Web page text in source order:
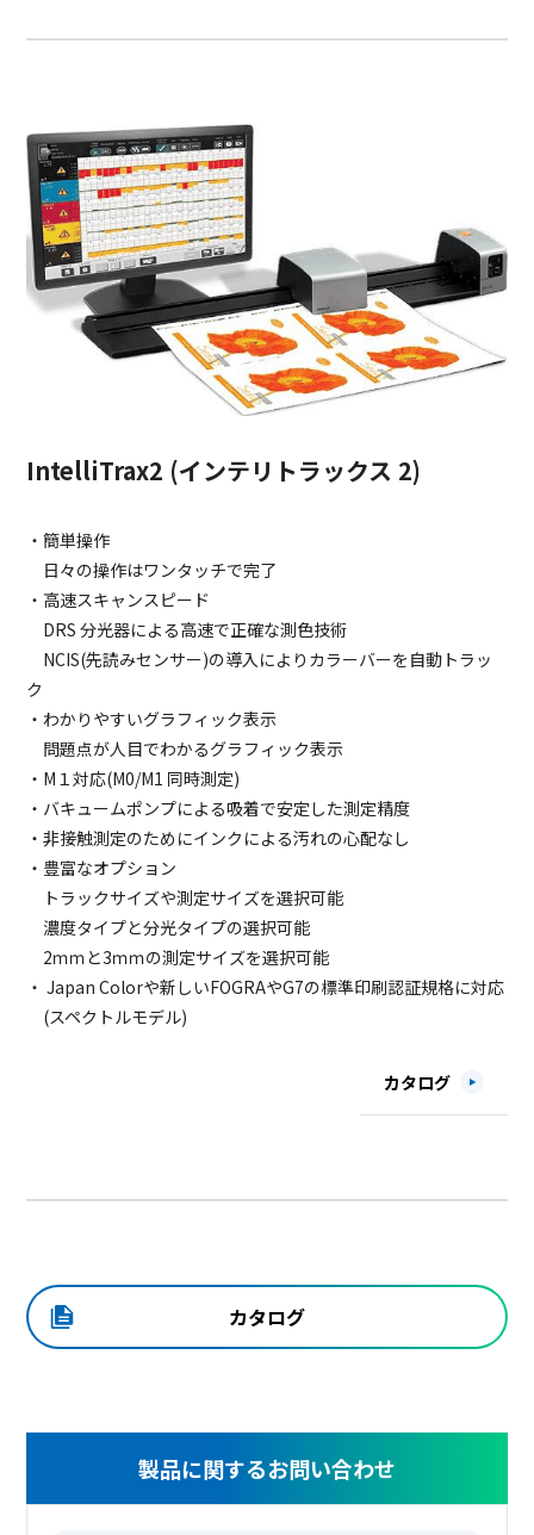
IntelliTrax2 (インテリトラックス 2)
・簡単操作
日々の操作はワンタッチで完了
・高速スキャンスピード
DRS 分光器による高速で正確な測色技術
NCIS(先読みセンサー)の導入によりカラーバーを自動トラッ
ク
・わかりやすいグラフィック表示
問題点が人目でわかるグラフィック表示
・M１対応(M0/M1 同時測定)
・バキュームポンプによる吸着で安定した測定精度
・非接触測定のためにインクによる汚れの心配なし
・豊富なオプション
トラックサイズや測定サイズを選択可能
濃度タイプと分光タイプの選択可能
2ｍｍと3ｍｍの測定サイズを選択可能
・ Japan Colorや新しいFOGRAやG7の標準印刷認証規格に対応
(スペクトルモデル)
カタログ
カタログ
製品に関するお問い合わせ